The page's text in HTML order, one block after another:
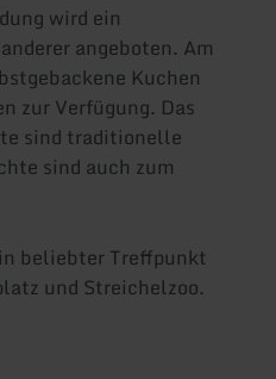
wird ein
angeboten. Am
Kuchen
zur Verfügung. Das
sind traditionelle
sind auch zum
beliebter Treffpunkt
und Streichelzoo.